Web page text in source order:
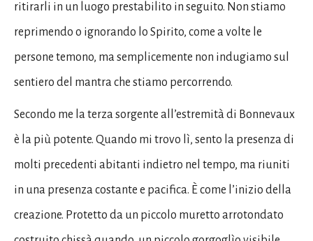
ritirarli in un luogo prestabilito in seguito. Non stiamo
reprimendo o ignorando lo Spirito, come a volte le
persone temono, ma semplicemente non indugiamo sul
sentiero del mantra che stiamo percorrendo.
Secondo me la terza sorgente all’estremità di Bonnevaux
è la più potente. Quando mi trovo lì, sento la presenza di
molti precedenti abitanti indietro nel tempo, ma riuniti
in una presenza costante e pacifica. È come l’inizio della
creazione. Protetto da un piccolo muretto arrotondato